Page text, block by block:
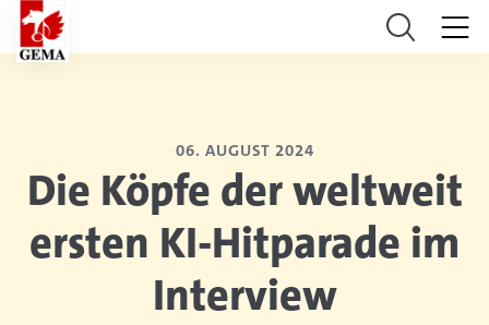
06. AUGUST 2024
Die Köpfe der weltweit
ersten KI-Hitparade im
Interview